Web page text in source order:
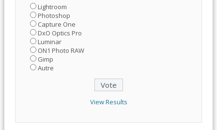
Lightroom
Photoshop
Capture One
DxO Optics Pro
Luminar
ON1 Photo RAW
Gimp
Autre
View Results